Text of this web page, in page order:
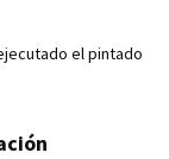
el pintado